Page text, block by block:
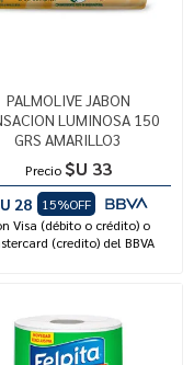
PALMOLIVE JABON
LUMINOSA 150
GRS AMARILLO3
Precio $U 33
28
15%OFF
Visa (débito o crédito) o
(credito) del BBVA